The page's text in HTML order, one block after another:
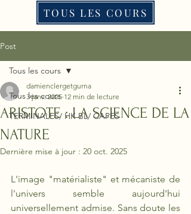
TOUS LES COURS
Post
Tous les cours
TERMINALES/ HK BL/ CAPES
Tous les cours
ARISTOTE : LA SCIENCE DE LA
NATURE
damienclergetgurna
3 janv. 2025 12 min de lecture
Dernière mise à jour : 20 oct. 2025
L'image "matérialiste" et mécaniste de
l'univers semble aujourd'hui
universellement admise. Sans doute les